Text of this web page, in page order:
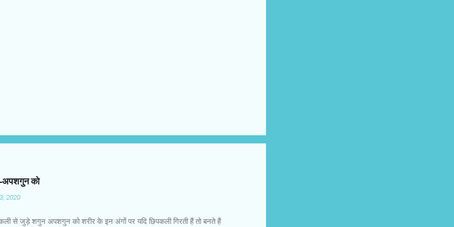
अपशगुन को
2020
से जुड़े शगुन अपशगुन को शरीर के इन अंगों पर यदि छिपकली गिरती हैं तो बनते हैं